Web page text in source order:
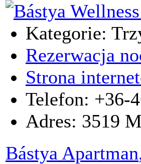
Kategorie:
Rezerwacja
Strona
Telefon: +36-
Adres: 3519
Bástya Apartman